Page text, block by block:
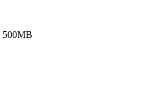
500MB